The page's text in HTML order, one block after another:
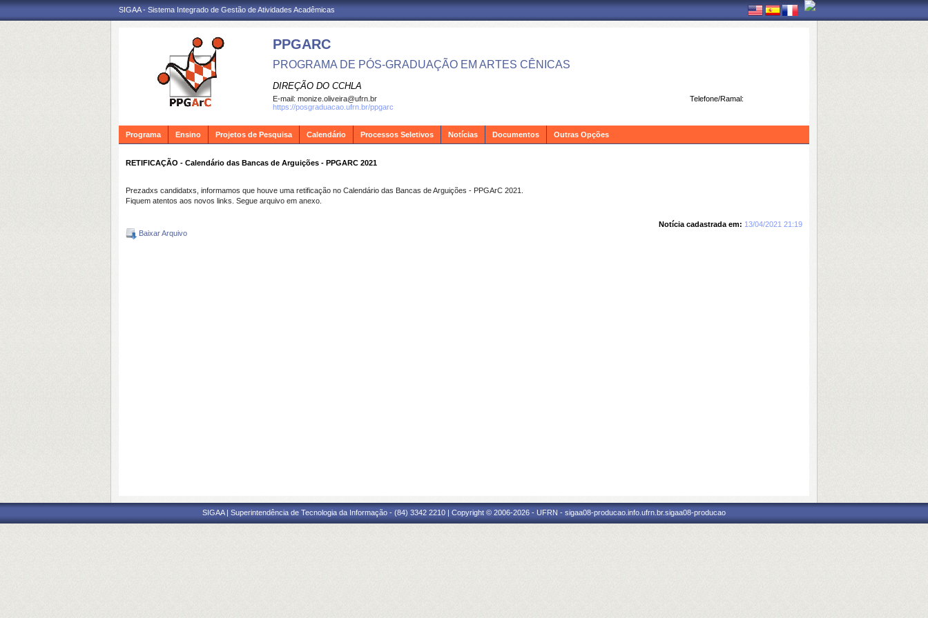
SIGAA - Sistema Integrado de Gestão de Atividades Acadêmicas
PPGARC
PROGRAMA DE PÓS-GRADUAÇÃO EM ARTES CÊNICAS
DIREÇÃO DO CCHLA
Telefone/Ramal:
E-mail: monize.oliveira@ufrn.br
https://posgraduacao.ufrn.br/ppgarc
Programa Ensino Projetos de Pesquisa Calendário Processos Seletivos Notícias Documentos Outras Opções
RETIFICAÇÃO - Calendário das Bancas de Arguições - PPGARC 2021
Prezadxs candidatxs, informamos que houve uma retificação no Calendário das Bancas de Arguições - PPGArC 2021.
Fiquem atentos aos novos links. Segue arquivo em anexo.
Notícia cadastrada em: 13/04/2021 21:19
Baixar Arquivo
SIGAA | Superintendência de Tecnologia da Informação - (84) 3342 2210 | Copyright © 2006-2026 - UFRN - sigaa08-producao.info.ufrn.br.sigaa08-producao